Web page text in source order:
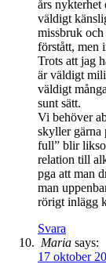
års
väldigt
missbruk
förstått, men
Trots att jag
är väldigt
väldigt
sunt sätt.
Vi behöver
skyller gärna
full” blir
relation till
pga att man
man
rörigt inlägg
Svara
Maria says:
17 oktober